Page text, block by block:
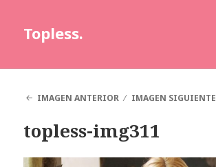
Topless.
IMAGEN ANTERIOR
IMAGEN SIGUIENTE
topless-img311